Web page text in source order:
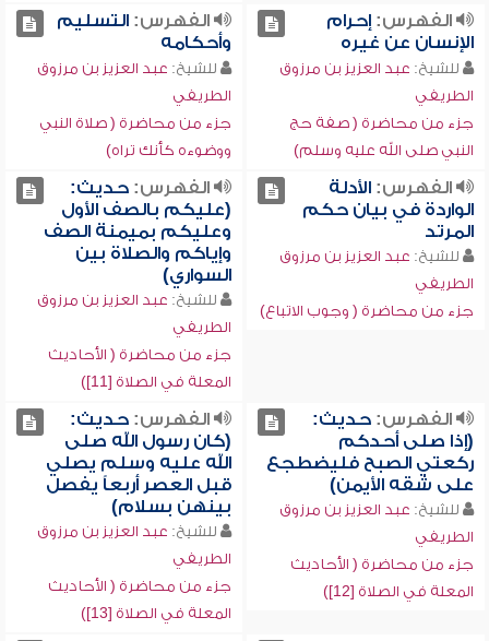
الفهرس:إحرام
الإنسان عن غيره
للشيخ: عبد العزيز بن مرزوق
الطريفي
جزء من محاضرة ( صفة حج
النبي صلى الله عليه وسلم)
الفهرس:التسليم
وأحكامه
للشيخ: عبد العزيز بن مرزوق
الطريفي
جزء من محاضرة ( صلاة النبي
ووضوءه كأنك تراه)
الفهرس:الأدلة
الواردة في بيان حكم
المرتد
للشيخ: عبد العزيز بن مرزوق
الطريفي
جزء من محاضرة ( وجوب الاتباع)
الفهرس:حديث:
(عليكم بالصف الأول
وعليكم بميمنة الصف
وإياكم والصلاة بين
السواري)
للشيخ: عبد العزيز بن مرزوق
الطريفي
جزء من محاضرة ( الأحاديث
المعلة في الصلاة [11])
الفهرس:حديث:
(إذا صلى أحدكم
ركعتي الصبح فليضطجع
على شقه الأيمن)
للشيخ: عبد العزيز بن مرزوق
الطريفي
جزء من محاضرة ( الأحاديث
المعلة في الصلاة [12])
الفهرس:حديث:
(كان رسول الله صلى
الله عليه وسلم يصلي
قبل العصر أربعاً يفصل
بينهن بسلام)
للشيخ: عبد العزيز بن مرزوق
الطريفي
جزء من محاضرة ( الأحاديث
المعلة في الصلاة [13])